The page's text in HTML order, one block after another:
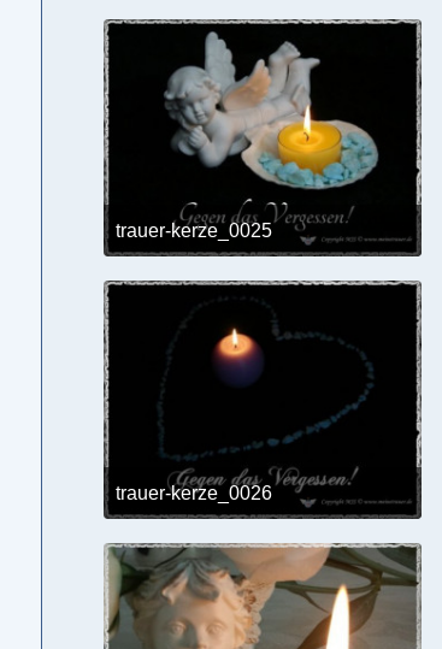
trauer-kerze_0025
24. Mai 2017 um 12:02
trauer-kerze_0026
24. Mai 2017 um 12:02